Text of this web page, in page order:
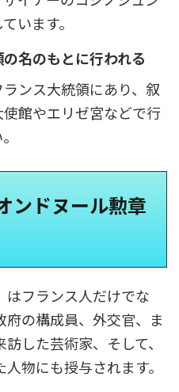
います。
名のもとに行われる
ンス大統領にあり、叙
館やエリゼ宮などで行
ンドヌール勲章
はフランス人だけでな
の構成員、外交官、ま
した芸術家、そして、
物にも授与されます。